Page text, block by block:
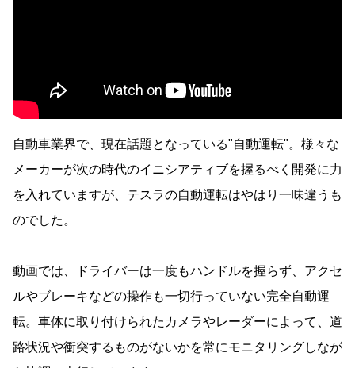
自動車業界で、現在話題となっている"自動運転"。様々な
メーカーが次の時代のイニシアティブを握るべく開発に力
を入れていますが、テスラの自動運転はやはり一味違うも
のでした。
動画では、ドライバーは一度もハンドルを握らず、アクセ
ルやブレーキなどの操作も一切行っていない完全自動運
転。車体に取り付けられたカメラやレーダーによって、道
路状況や衝突するものがないかを常にモニタリングしなが